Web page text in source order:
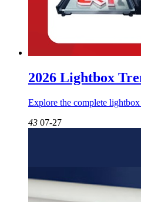
2026 Lightbox
Explore the complete
43 07-27